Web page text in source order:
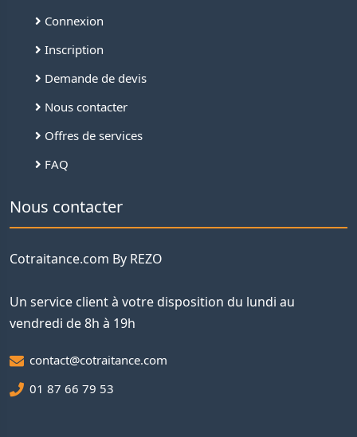
Connexion
Inscription
Demande de devis
Nous contacter
Offres de services
FAQ
Nous contacter
Cotraitance.com By REZO
Un service client à votre disposition du lundi au
vendredi de 8h à 19h
contact@cotraitance.com
01 87 66 79 53